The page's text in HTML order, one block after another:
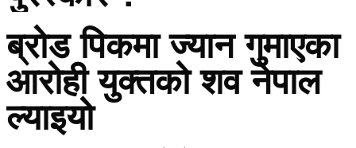
ब्रोड पिकमा ज्यान गुमाएका
आरोही युक्तको शव नेपाल
ल्याइयो